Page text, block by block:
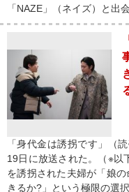
「NAZE」（ネイズ）と出
「身代金は誘拐です」（
19日に放送された。（※
を誘拐された夫婦が「娘
きるか?」という極限の選